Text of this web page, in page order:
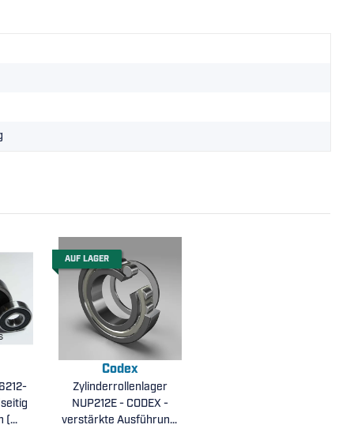
AUF LAGER
Codex
Zylinderrollenlager
NUP212E - CODEX -
verstärkte Ausführung,